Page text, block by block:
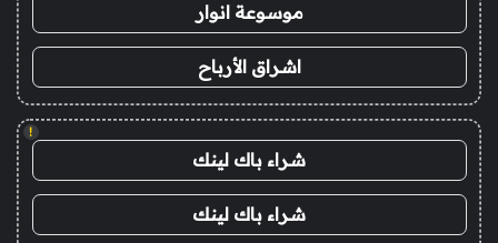
موسوعة انوار
اشراق الأرباح
!
شراء باك لينك
شراء باك لينك